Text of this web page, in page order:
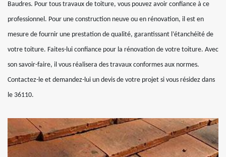
Baudres. Pour tous travaux de toiture, vous pouvez avoir confiance à ce
professionnel. Pour une construction neuve ou en rénovation, il est en
mesure de fournir une prestation de qualité, garantissant l’étanchéité de
votre toiture. Faites-lui confiance pour la rénovation de votre toiture. Avec
son savoir-faire, il vous réalisera des travaux conformes aux normes.
Contactez-le et demandez-lui un devis de votre projet si vous résidez dans
le 36110.